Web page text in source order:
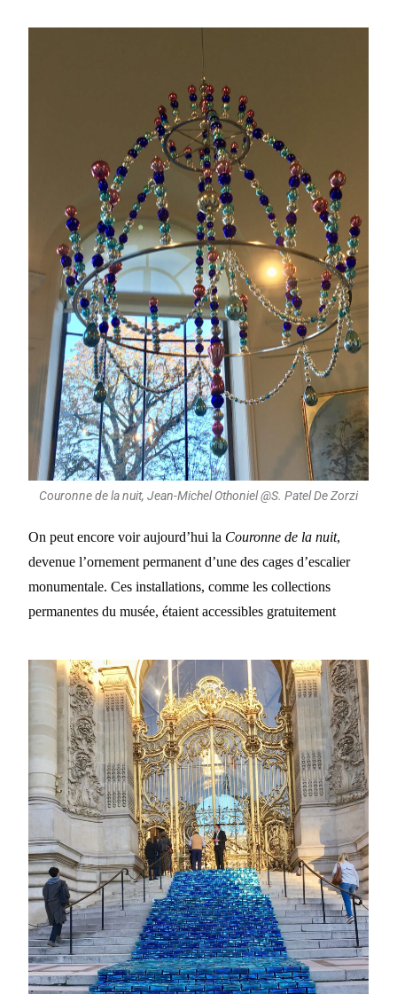
Couronne de la nuit, Jean-Michel Othoniel @S. Patel De Zorzi
On peut encore voir aujourd’hui la Couronne de la nuit,
devenue l’ornement permanent d’une des cages d’escalier
monumentale. Ces installations, comme les collections
permanentes du musée, étaient accessibles gratuitement